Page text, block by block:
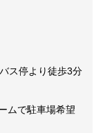
ス停より徒歩3分
ムで駐車場希望